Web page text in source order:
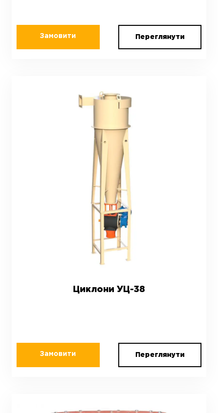
Замовити Переглянути
Циклони УЦ-38
Замовити Переглянути